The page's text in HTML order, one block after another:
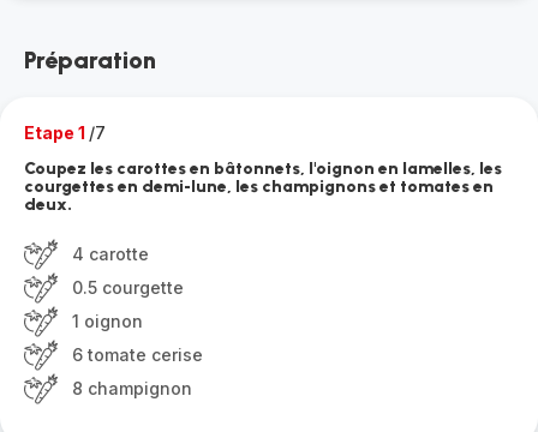
Préparation
Etape 1 /7
Coupez les carottes en bâtonnets, l'oignon en lamelles, les
courgettes en demi-lune, les champignons et tomates en
deux.
4 carotte
0.5 courgette
1 oignon
6 tomate cerise
8 champignon